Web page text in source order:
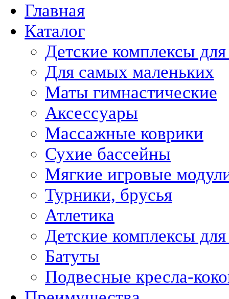
Главная
Каталог
Детские комплексы
Для самых маленьких
Маты гимнастические
Аксессуары
Массажные коврики
Сухие бассейны
Мягкие игровые
Турники, брусья
Атлетика
Детские комплексы
Батуты
Подвесные кресла-